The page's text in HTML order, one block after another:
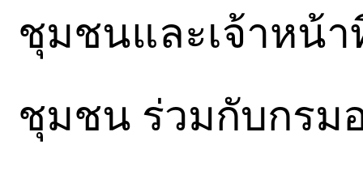
ชุมชนและเจ้าหน้
ชุมชน ร่วมกับกร